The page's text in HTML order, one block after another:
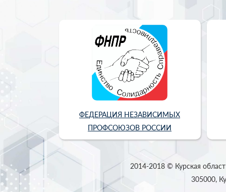
ФЕДЕРАЦИЯ НЕЗАВИСИМЫХ
ПРОФСОЮЗОВ РОССИИ
2014-2018 © Курская
305000,